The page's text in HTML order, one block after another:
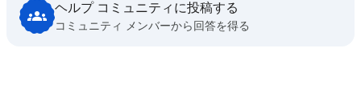
ヘルプ コミュニティに投稿する
コミュニティ メンバーから回答を得る